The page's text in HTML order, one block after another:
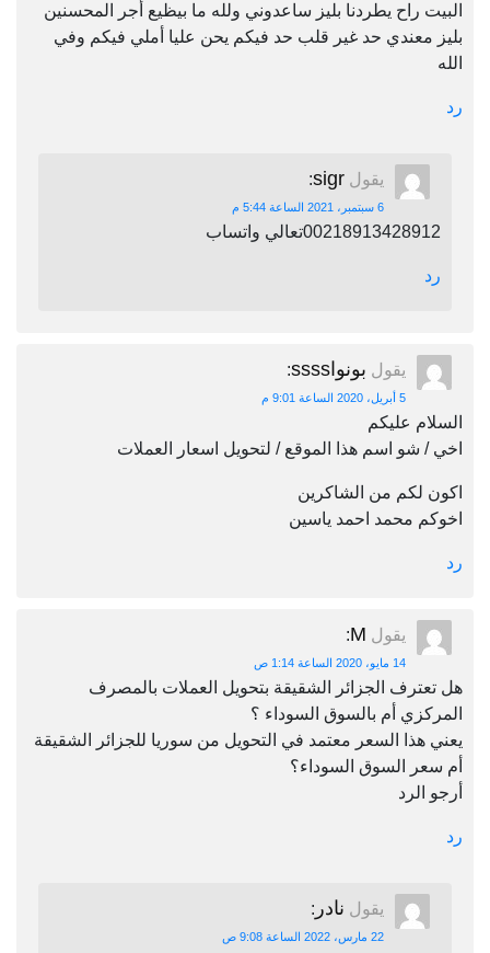
البيت راح يطردنا بليز ساعدوني ولله ما بيظيع أجر المحسنين
بليز معندي حد غير قلب حد فيكم يحن عليا أملي فيكم وفي
الله
رد
يقول sigr
:
6 سبتمبر، 2021 الساعة 5:44 م
00218913428912تعالي واتساب
رد
يقول بونواssss :
5 أبريل، 2020 الساعة 9:01 م
السلام عليكم
اخي / شو اسم هذا الموقع / لتحويل اسعار العملات
اكون لكم من الشاكرين
اخوكم محمد احمد ياسين
رد
يقول M
:
14 مايو، 2020 الساعة 1:14 ص
هل تعترف الجزائر الشقيقة بتحويل العملات بالمصرف
المركزي أم بالسوق السوداء ؟
يعني هذا السعر معتمد في التحويل من سوريا للجزائر الشقيقة
أم سعر السوق السوداء؟
أرجو الرد
رد
يقول نادر :
22 مارس، 2022 الساعة 9:08 ص